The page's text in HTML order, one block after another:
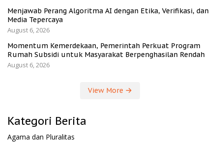
Menjawab Perang Algoritma AI dengan Etika, Verifikasi, dan
Media Tepercaya
August 6, 2026
Momentum Kemerdekaan, Pemerintah Perkuat Program
Rumah Subsidi untuk Masyarakat Berpenghasilan Rendah
August 6, 2026
View More
Kategori Berita
Agama dan Pluralitas